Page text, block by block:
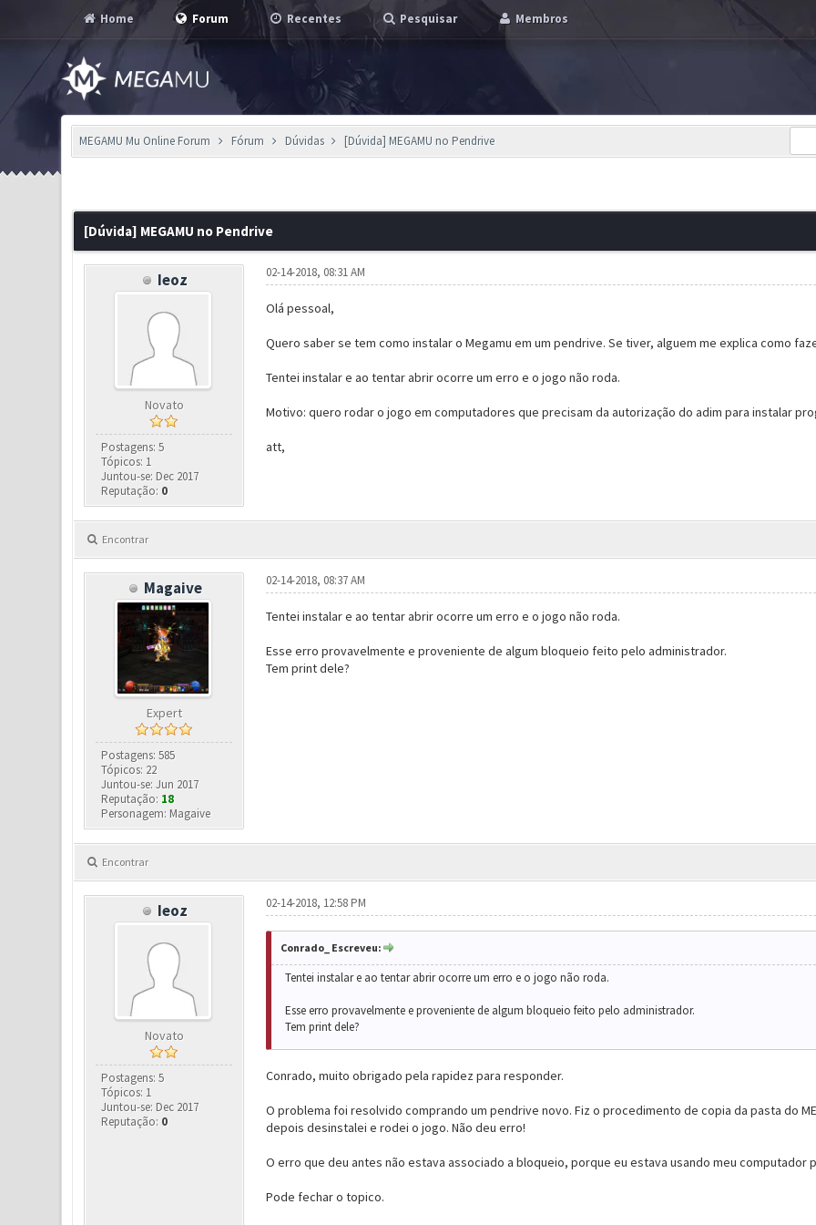
Home Forum Recentes Pesquisar Membros
MEGAMU Mu Online Forum Fórum Dúvidas [Dúvida] MEGAMU no Pendrive
[Dúvida] MEGAMU no Pendrive
Ieoz
Novato
Postagens: 5
Tópicos: 1
Juntou-se: Dec 2017
Reputação: 0
02-14-2018, 08:31 AM
Olá pessoal,
Quero saber se tem como instalar o Megamu em um pendrive. Se tiver, alguem me explica como
Tentei instalar e ao tentar abrir ocorre um erro e o jogo não roda.
Motivo: quero rodar o jogo em computadores que precisam da autorização do adim para instalar
att,
Encontrar
Magaive
Expert
Postagens: 585
Tópicos: 22
Juntou-se: Jun 2017
Reputação: 18
Personagem: Magaive
02-14-2018, 08:37 AM
Tentei instalar e ao tentar abrir ocorre um erro e o jogo não roda.
Esse erro provavelmente e proveniente de algum bloqueio feito pelo administrador.
Tem print dele?
Encontrar
Ieoz
Novato
Postagens: 5
Tópicos: 1
Juntou-se: Dec 2017
Reputação: 0
02-14-2018, 12:58 PM
Conrado_ Escreveu:
Tentei instalar e ao tentar abrir ocorre um erro e o jogo não roda.
Esse erro provavelmente e proveniente de algum bloqueio feito pelo administrador.
Tem print dele?
Conrado, muito obrigado pela rapidez para responder.
O problema foi resolvido comprando um pendrive novo. Fiz o procedimento de copia da pasta do
depois desinstalei e rodei o jogo. Não deu erro!
O erro que deu antes não estava associado a bloqueio, porque eu estava usando meu computador
Pode fechar o topico.